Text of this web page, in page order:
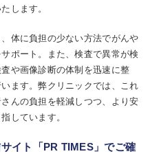
します。
体に負担の少ない方法でがんや
ポート。また、検査で異常が検
や画像診断の体制を迅速に整
ます。弊クリニックでは、これ
んの負担を軽減しつつ、より安
しています。
イト「PR TIMES」でご確